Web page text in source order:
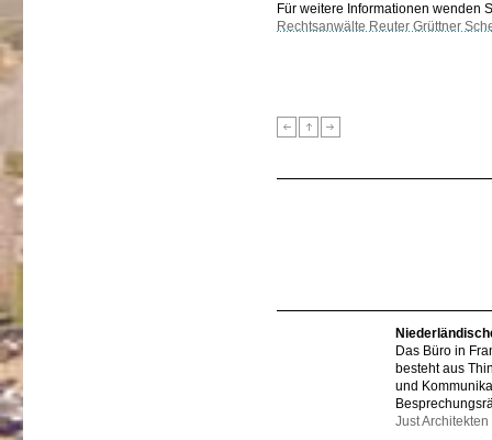
Für weitere Informationen wenden
Rechtsanwälte Reuter Grüttner
Das Büro in
besteht aus
und
Just Architekten